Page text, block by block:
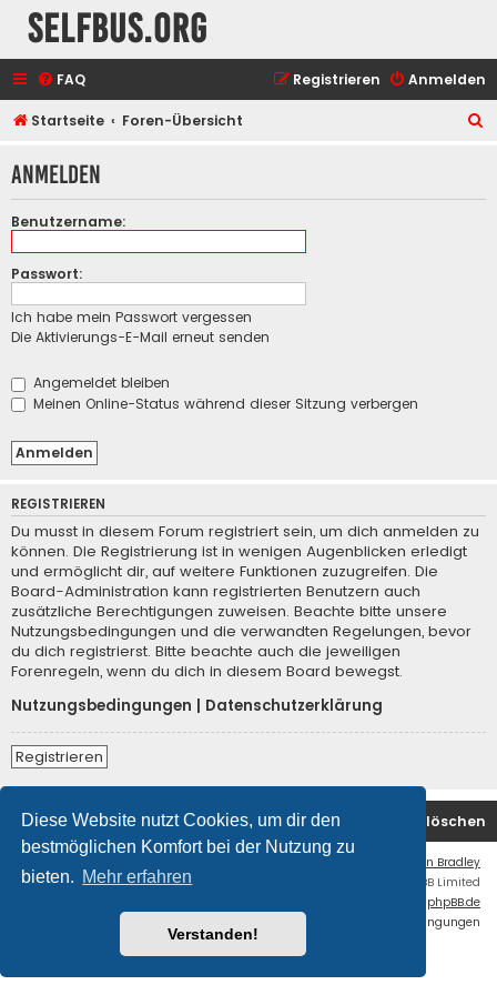
Diese Website nutzt Cookies, um dir den
bestmöglichen Komfort bei der Nutzung zu
bieten. Mehr erfahren
Verstanden!
selfbus.org
FAQ Anmelden
Registrieren
Startseite Foren-Übersicht
h
Anmelden
Benutzername:
Passwort:
Ich habe mein Passwort vergessen
Die Aktivierungs-E-Mail erneut senden
Angemeldet bleiben
Meinen Online-Status während dieser Sitzung verbergen
REGISTRIEREN
Du musst in diesem Forum registriert sein, um dich anmelden zu
können. Die Registrierung ist in wenigen Augenblicken erledigt
und ermöglicht dir, auf weitere Funktionen zuzugreifen. Die
Board-Administration kann registrierten Benutzern auch
zusätzliche Berechtigungen zuweisen. Beachte bitte unsere
Nutzungsbedingungen und die verwandten Regelungen, bevor
du dich registrierst. Bitte beachte auch die jeweiligen
Forenregeln, wenn du dich in diesem Board bewegst.
Nutzungsbedingungen
Datenschutzerklärung
Registrieren
Startseite Foren-Übersicht Alle Cookies löschen
Ian Bradley
Powered by
® Forum Software © phpBB Limited
phpBB.de
Nutzungsbedingungen